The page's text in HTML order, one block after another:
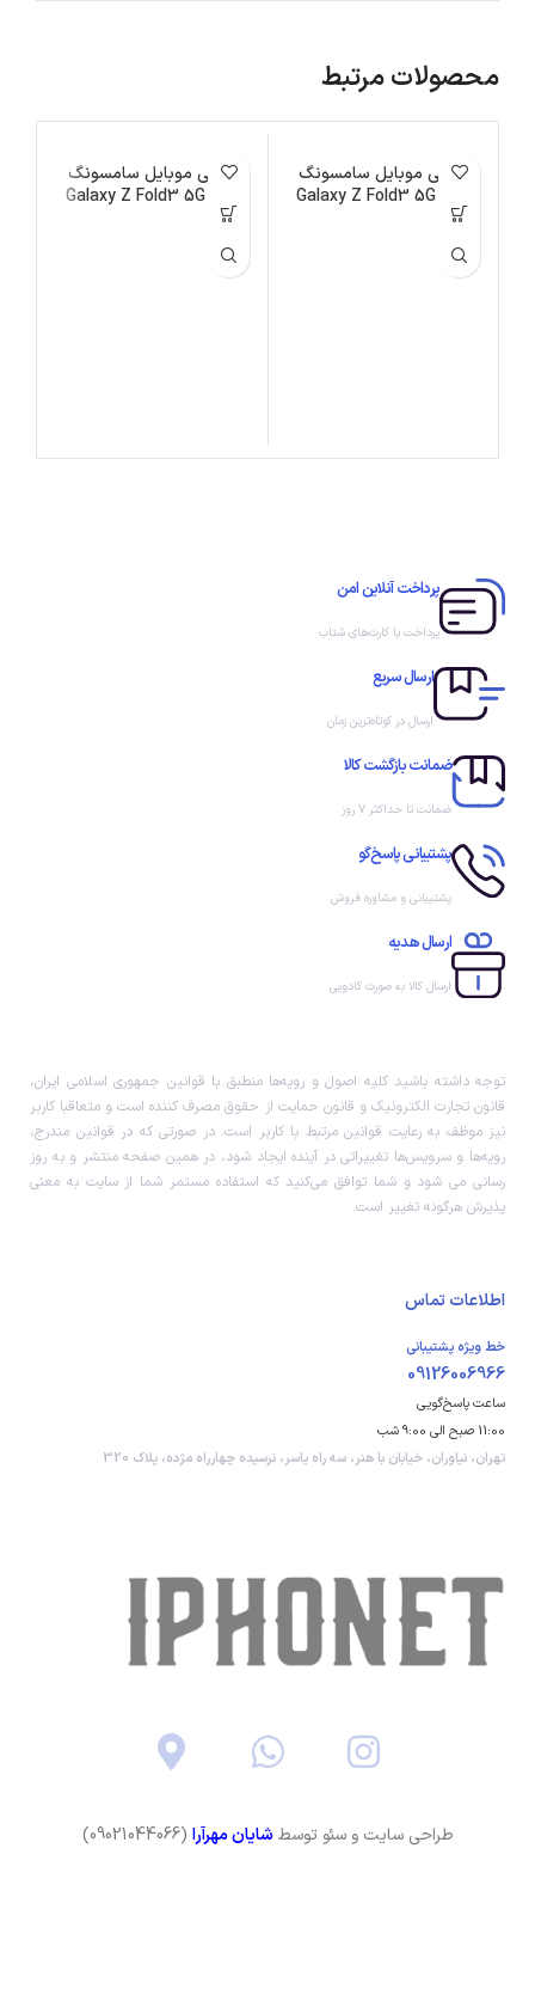
محصولات مرتبط
اتمام موجودی
گوشی موبایل سامسونگ
مدل Galaxy Z Fold3 5G
اتمام موجودی
گوشی موبایل سامسونگ
مدل Galaxy Z Fold3 5G
ظرفیت 512 گیگابایت
پرداخت آنلاین امن
پرداخت با کارت‌های شتاب
ارسال سریع
ارسال در کوتاه‌ترین زمان
ضمانت بازگشت کالا
ضمانت تا حداکثر ۷ روز
پشتیبانی پاسخ‌گو
پشتیبانی و مشاوره فروش
ارسال هدیه
ارسال کالا به صورت کادویی
توجه داشته باشید کلیه اصول و رویه‏‌ها منطبق با قوانین جمهوری اسلامی ایران،
قانون تجارت الکترونیک و قانون حمایت از حقوق مصرف کننده است و متعاقبا کاربر
نیز موظف به رعایت قوانین مرتبط با کاربر است. در صورتی که در قوانین مندرج،
رویه‏‌ها و سرویس‏‌ها تغییراتی در آینده ایجاد شود، در همین صفحه منتشر و به روز
رسانی می شود و شما توافق می‏‌کنید که استفاده مستمر شما از سایت به معنی
پذیرش هرگونه تغییر است.
اطلاعات تماس
خط ویژه پشتیبانی
09126006966
ساعت پاسخ‌گویی
11:00 صبح الی 9:00 شب
تهران، نیاوران، خیابان با هنر، سه راه یاسر، نرسیده چهارراه مژده، پلاک 320
طراحی سایت و سئو توسط شایان مهرآرا (09021044066)